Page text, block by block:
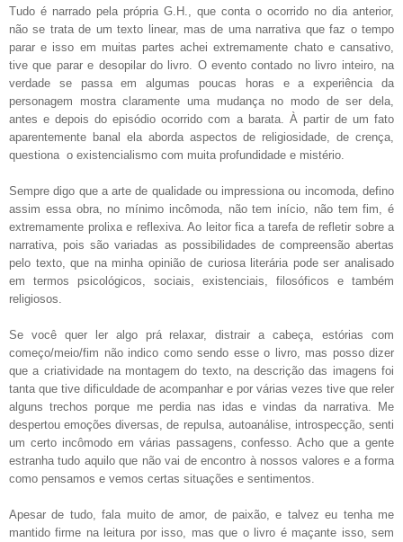
Tudo é narrado pela própria G.H., que conta o ocorrido no dia anterior,
não se trata de um texto linear, mas de uma narrativa que faz o tempo
parar e isso em muitas partes achei extremamente chato e cansativo,
tive que parar e desopilar do livro. O evento contado no livro inteiro, na
verdade se passa em algumas poucas horas e a experiência da
personagem mostra claramente uma mudança no modo de ser dela,
antes e depois do episódio ocorrido com a barata. À partir de um fato
aparentemente banal ela aborda aspectos de religiosidade, de crença,
questiona o existencialismo com muita profundidade e mistério.
Sempre digo que a arte de qualidade ou impressiona ou incomoda, defino
assim essa obra, no mínimo incômoda, não tem início, não tem fim, é
extremamente prolixa e reflexiva. Ao leitor fica a tarefa de refletir sobre a
narrativa, pois são variadas as possibilidades de compreensão abertas
pelo texto, que na minha opinião de curiosa literária pode ser analisado
em termos psicológicos, sociais, existenciais, filosóficos e também
religiosos.
Se você quer ler algo prá relaxar, distrair a cabeça, estórias com
começo/meio/fim não indico como sendo esse o livro, mas posso dizer
que a criatividade na montagem do texto, na descrição das imagens foi
tanta que tive dificuldade de acompanhar e por várias vezes tive que reler
alguns trechos porque me perdia nas idas e vindas da narrativa. Me
despertou emoções diversas, de repulsa, autoanálise, introspecção, senti
um certo incômodo em várias passagens, confesso. Acho que a gente
estranha tudo aquilo que não vai de encontro à nossos valores e a forma
como pensamos e vemos certas situações e sentimentos.
Apesar de tudo, fala muito de amor, de paixão, e talvez eu tenha me
mantido firme na leitura por isso, mas que o livro é maçante isso, sem